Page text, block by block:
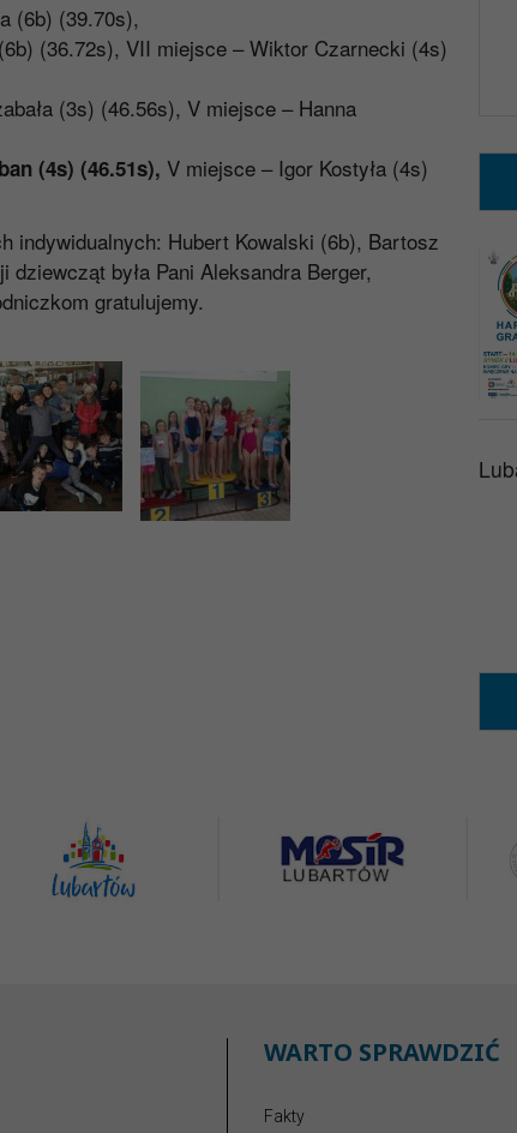
(6b) (39.70s),
(36.72s), VII miejsce – Wiktor Czarnecki (4s)
(3s) (46.56s), V miejsce – Hanna
(4s) (46.51s), V miejsce – Igor Kostyła (4s)
indywidualnych: Hubert Kowalski (6b), Bartosz
była Pani Aleksandra Berger,
gratulujemy.
WARTO SPRAWDZIĆ
Fakty